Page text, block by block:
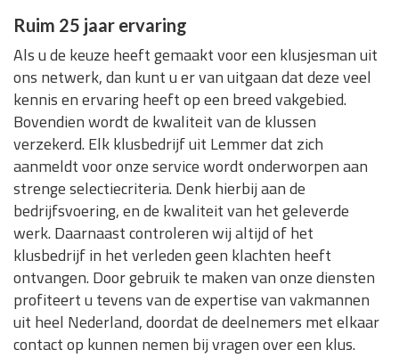
Ruim 25 jaar ervaring
Als u de keuze heeft gemaakt voor een klusjesman uit
ons netwerk, dan kunt u er van uitgaan dat deze veel
kennis en ervaring heeft op een breed vakgebied.
Bovendien wordt de kwaliteit van de klussen
verzekerd. Elk klusbedrijf uit Lemmer dat zich
aanmeldt voor onze service wordt onderworpen aan
strenge selectiecriteria. Denk hierbij aan de
bedrijfsvoering, en de kwaliteit van het geleverde
werk. Daarnaast controleren wij altijd of het
klusbedrijf in het verleden geen klachten heeft
ontvangen. Door gebruik te maken van onze diensten
profiteert u tevens van de expertise van vakmannen
uit heel Nederland, doordat de deelnemers met elkaar
contact op kunnen nemen bij vragen over een klus.